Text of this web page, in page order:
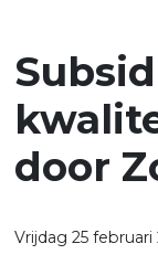
door
Vrijdag 25 februari